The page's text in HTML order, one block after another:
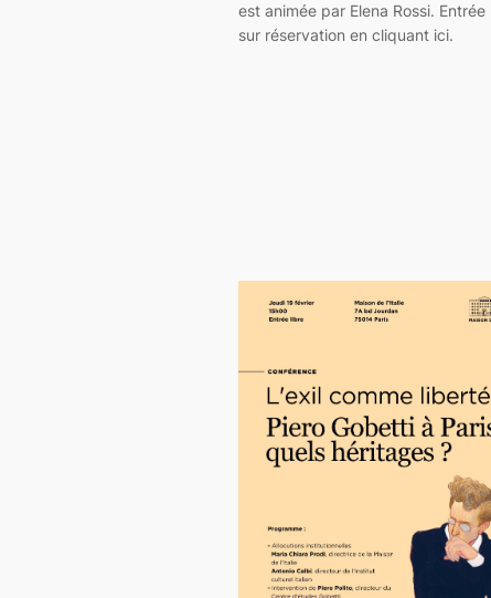
est animée par Elena Rossi. Entrée
sur réservation en cliquant ici.